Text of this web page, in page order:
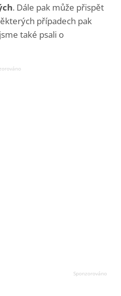
. Dále pak může přispět
případech pak
také psali o